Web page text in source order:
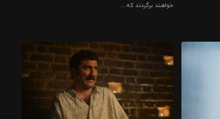
خواهند برگردند که…